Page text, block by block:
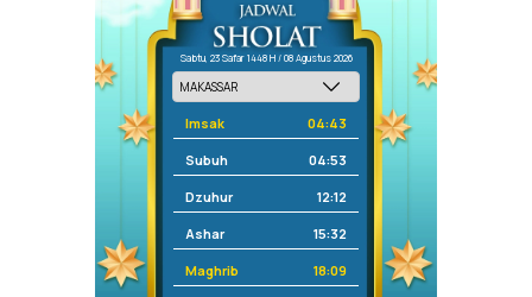
Sabtu, 23 Safar 1448 H / 08 Agustus 2026
Imsak 04:43
Subuh 04:53
Dzuhur 12:12
Ashar 15:32
Maghrib 18:09